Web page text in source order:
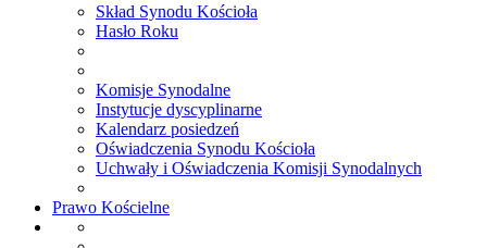
Skład Synodu Kościoła
Hasło Roku
Komisje Synodalne
Instytucje dyscyplinarne
Kalendarz posiedzeń
Oświadczenia Synodu Kościoła
Uchwały i Oświadczenia Komisji Synodalnych
Prawo Kościelne